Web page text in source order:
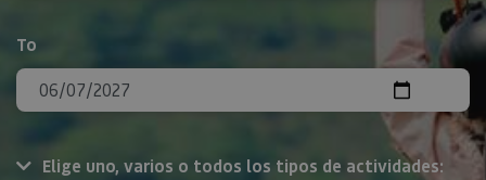
To
Elige uno, varios o todos los tipos de actividades: